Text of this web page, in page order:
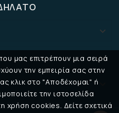
μας επιτρέπουν μια σειρά
την εμπειρία σας στην
κλικ στο "Αποδέχομαι" ή
την ιστοσελίδα
χρήση cookies. Δείτε σχετικά


